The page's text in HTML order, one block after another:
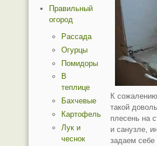
К
такой
плесень на
и санузле,
задаем себе
Правильный
огород
Рассада
Огурцы
Помидоры
В
теплице
Бахчевые
Картофель
Лук и
чеснок